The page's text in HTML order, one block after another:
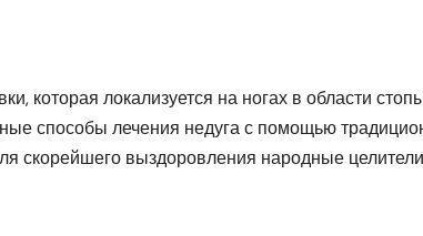
которая локализуется на ногах в области
способы лечения недуга с помощью
скорейшего выздоровления народные